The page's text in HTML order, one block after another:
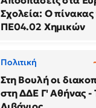
Σχολεία: Ο
ΠΕ04.02 Χημικών
Πολιτική
Στη Βουλή οι
στη ΔΔΕ Γ' Αθήνας -